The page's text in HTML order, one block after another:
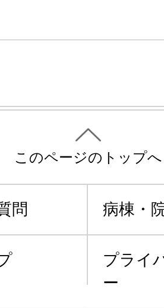
このページのトップへ
問 病棟・
プライ
ー